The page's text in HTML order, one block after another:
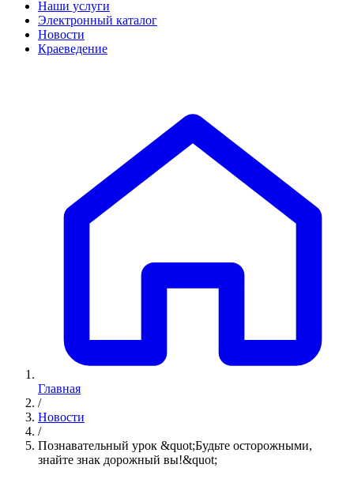
Наши услуги
Электронный каталог
Новости
Краеведение
Главная
/
Новости
/
Познавательный урок &quot;Будьте осторожными,
знайте знак дорожный вы!&quot;